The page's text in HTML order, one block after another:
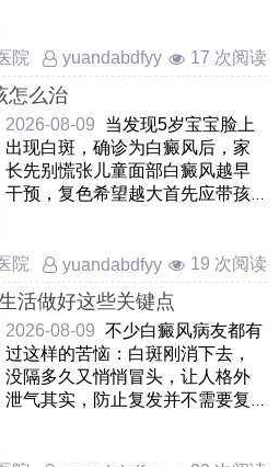
医院 yuandabdfyy 17 次阅读
怎么治
2026-08-09
当发现5岁宝宝脸上
出现白斑，确诊为白癜风后，家
长先别慌张儿童面部白癜风越早
干预，复色希望越大首先应带孩
医院
yuandabdfyy 19 次阅读
活做好这些关键点
2026-08-09 不少白癜风病友都有
过这样的苦恼：白斑刚消下去，
没隔多久又悄悄冒头，让人格外
泄气其实，防止复发并不需要复